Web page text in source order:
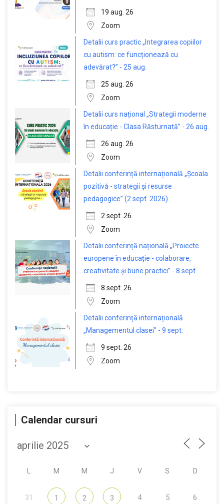
19 aug. 26
Zoom
Detalii curs practic „Integrarea copiilor
cu autism: ce funcționează cu
adevărat?” - 25 aug.
25 aug. 26
Zoom
Detalii curs național „Strategii moderne
în educație - Clasa Răsturnată” - 26 aug.
26 aug. 26
Zoom
Detalii conferință internațională „Școala
pozitivă - strategii și resurse
pedagogice” (2 sept. 2026)
2 sept. 26
Zoom
Detalii conferință națională „Proiecte
europene în educație - colaborare,
creativitate și bune practici” - 8 sept.
8 sept. 26
Zoom
Detalii conferință internațională
„Managementul clasei” - 9 sept.
9 sept. 26
Zoom
Calendar cursuri
M M J V S D
31 1 2 3 4 5 6